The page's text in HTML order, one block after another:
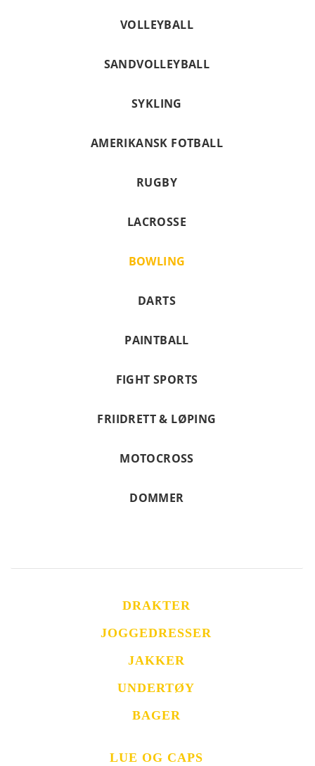
VOLLEYBALL
SANDVOLLEYBALL
SYKLING
AMERIKANSK FOTBALL
RUGBY
LACROSSE
BOWLING
DARTS
PAINTBALL
FIGHT SPORTS
FRIIDRETT & LØPING
MOTOCROSS
DOMMER
DRAKTER
JOGGEDRESSER
JAKKER
UNDERTØY
BAGER
LUE OG CAPS